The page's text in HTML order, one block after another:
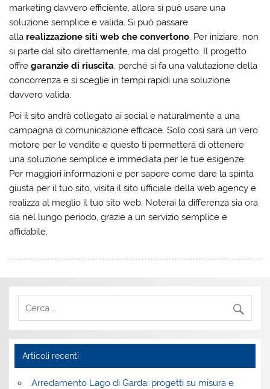
marketing davvero efficiente, allora si può usare una
soluzione semplice e valida. Si può passare
alla realizzazione siti web che convertono . Per iniziare, non
si parte dal sito direttamente, ma dal progetto. Il progetto
offregaranzie di riuscita , perché si fa una valutazione della
concorrenza e si sceglie in tempi rapidi una soluzione
davvero valida.
Poi il sito andrà collegato ai social e naturalmente a una
campagna di comunicazione efficace. Solo così sarà un vero
motore per le vendite e questo ti permetterà di ottenere
una soluzione semplice e immediata per le tue esigenze.
Per maggiori informazioni e per sapere come dare la spinta
giusta per il tuo sito, visita il sito ufficiale della web agency e
realizza al meglio il tuo sito web. Noterai la differenza sia ora
sia nel lungo periodo, grazie a un servizio semplice e
affidabile.
Articoli recenti
Arredamento Lago di Garda: progetti su misura e